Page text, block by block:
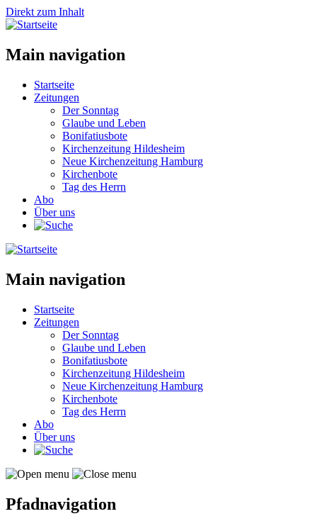
Direkt zum Inhalt
Main navigation
Startseite
Zeitungen
Der Sonntag
Glaube und Leben
Bonifatiusbote
Kirchenzeitung Hildesheim
Neue Kirchenzeitung Hamburg
Kirchenbote
Tag des Herrn
Abo
Über uns
Main navigation
Startseite
Zeitungen
Der Sonntag
Glaube und Leben
Bonifatiusbote
Kirchenzeitung Hildesheim
Neue Kirchenzeitung Hamburg
Kirchenbote
Tag des Herrn
Abo
Über uns
Pfadnavigation